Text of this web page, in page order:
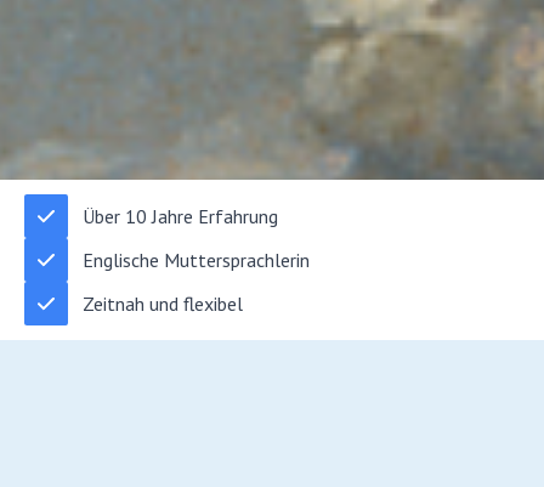
Über 10 Jahre Erfahrung
Englische Muttersprachlerin
Zeitnah und flexibel